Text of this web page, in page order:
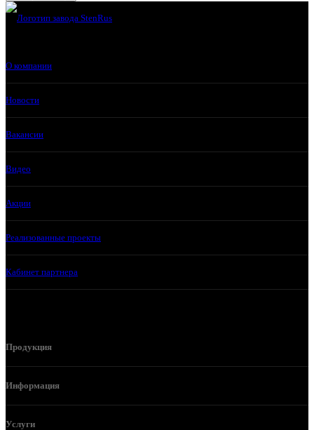
О компании
Новости
Вакансии
Видео
Акции
Реализованные проекты
Кабинет партнера
Продукция
Информация
Услуги